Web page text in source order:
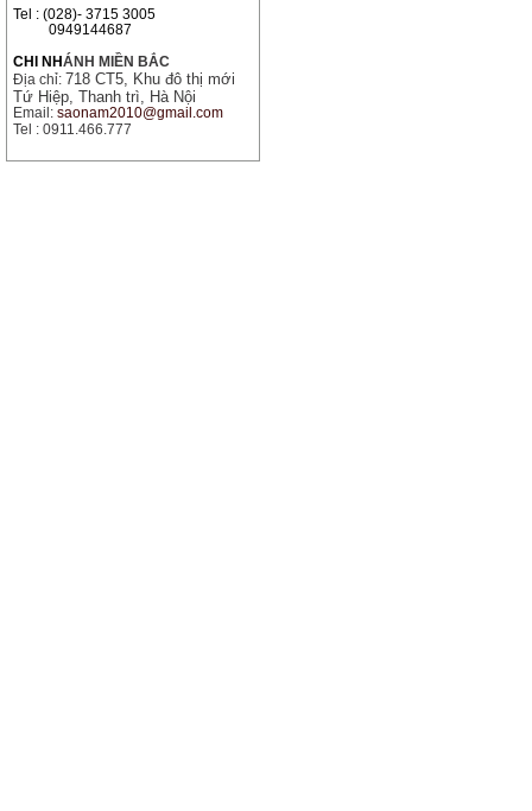
Tel : (028)- 3715 3005
0949144687
CHI NHÁNH MIỀN BẮC
Địa chỉ: 718 CT5, Khu đô thị mới
Tứ Hiệp, Thanh trì, Hà Nội
Email: saonam2010@gmail.com
Tel : 0911.466.777